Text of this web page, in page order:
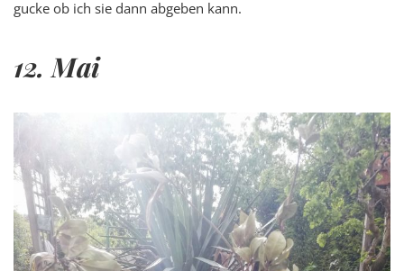
gucke ob ich sie dann abgeben kann.
12. Mai